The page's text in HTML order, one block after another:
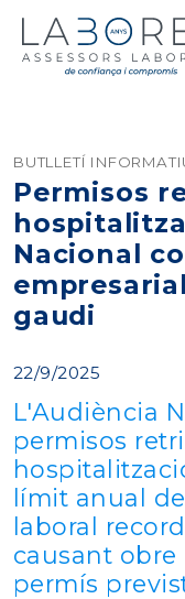
BUTLLETÍ
Permisos
Nacional
gaudi
22/9/2025
L'Audiència
permisos
límit anual
laboral
causant
permís